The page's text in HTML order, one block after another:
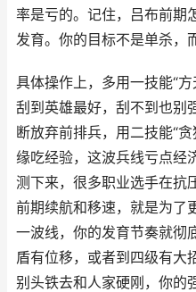
率是亏的。记住，吕布前期
发育。你的目标不是单杀，
具体操作上，多用一技能“
刮到英雄最好，刮不到也别
断放弃前排兵，用二技能“
缘吃经验，这波兵线亏点经
测下来，很多职业选手在抗
前期续航和移速，就是为了
一波线，你的发育节奏就彻
盾有位移，或者到四级有大
别头铁去和人家硬刚，你的